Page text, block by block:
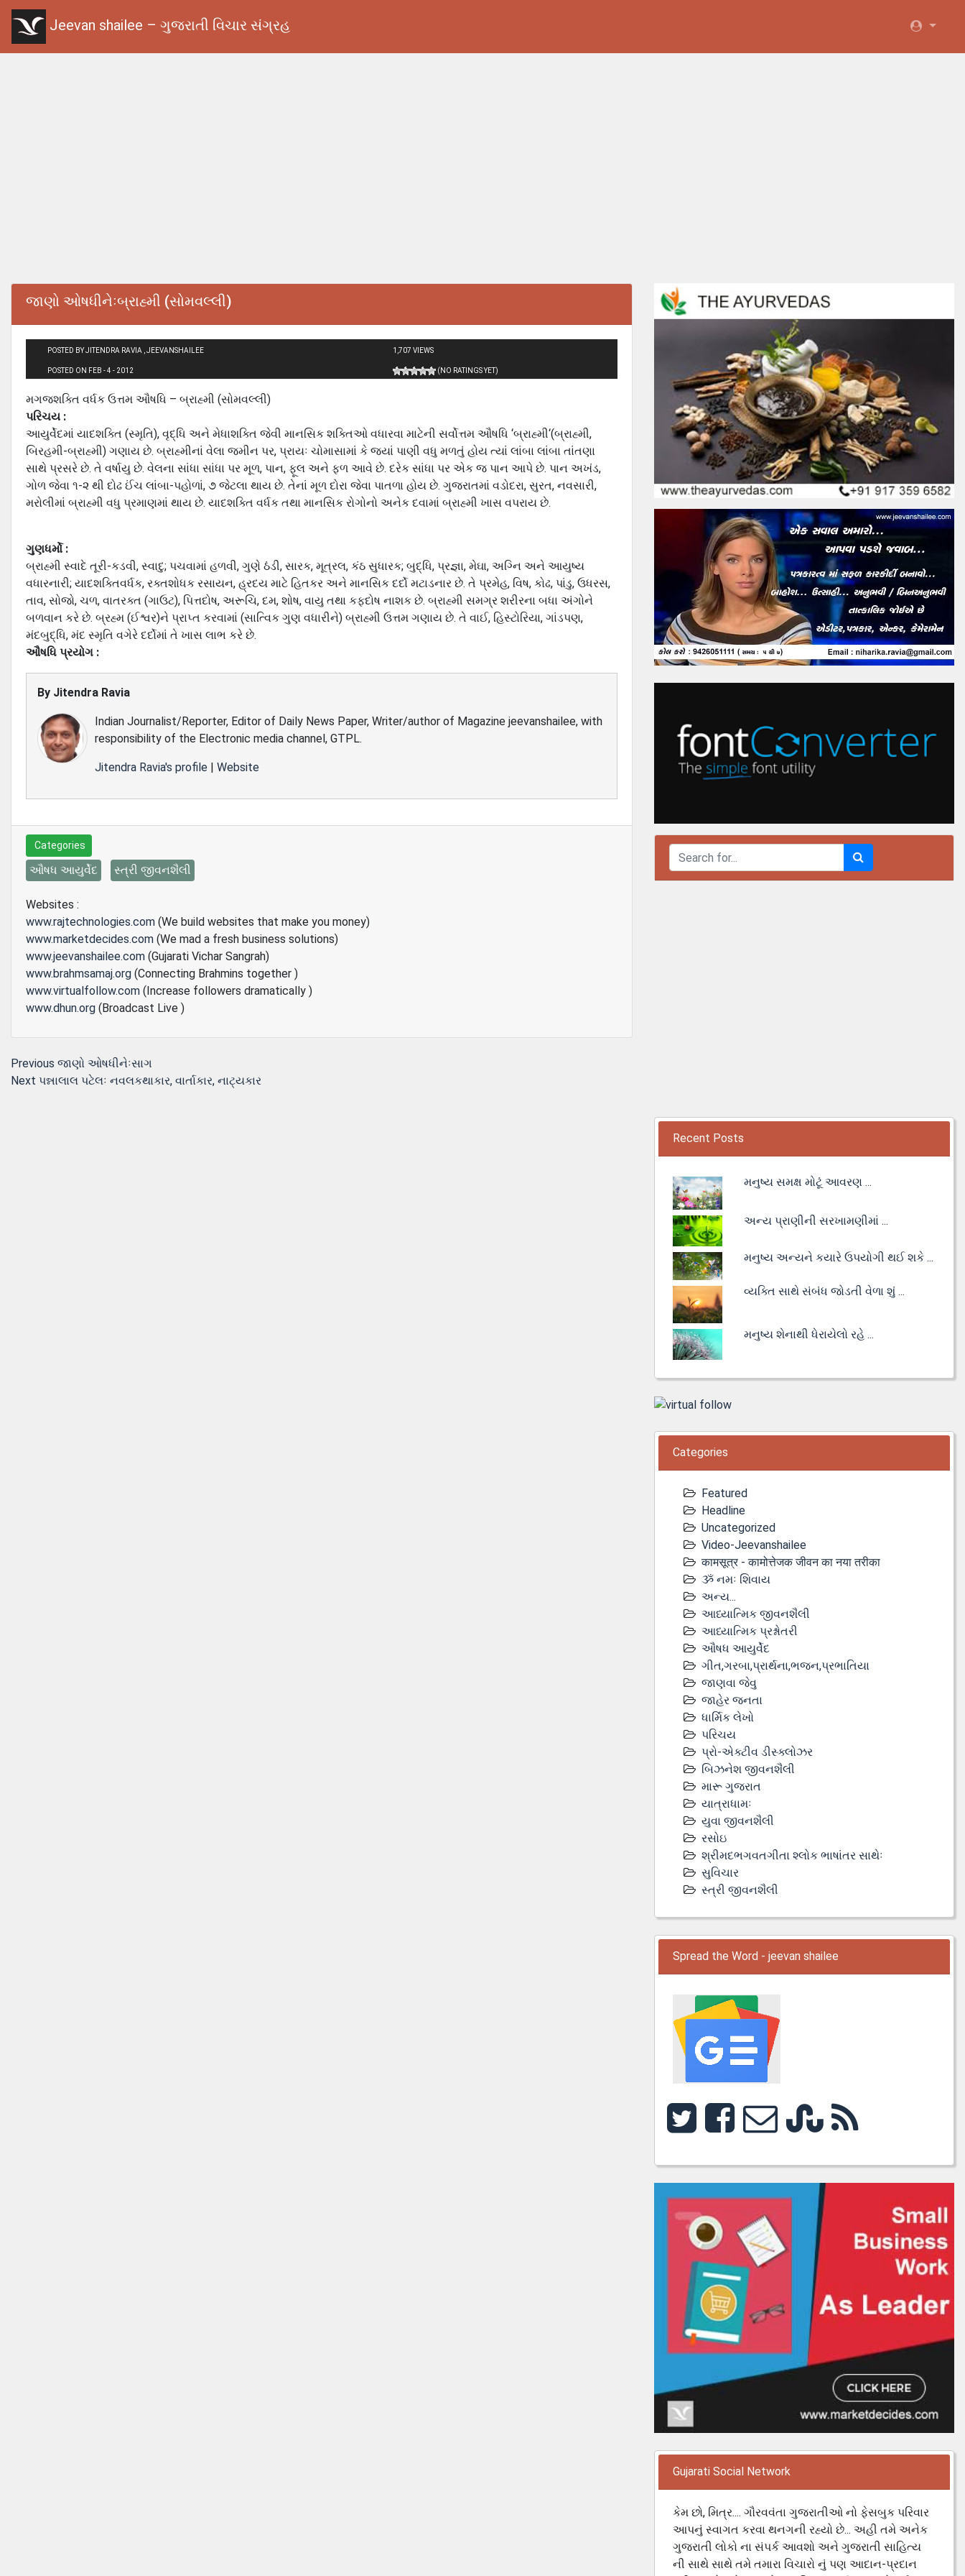
Jeevan shailee – ગુજરાતી વિચાર સંગ્રહ
જાણો ઓષધીનેઃબ્રાહ્મી (સોમવલ્લી)
POSTED BY JITENDRA RAVIA , JEEVANSHAILEE
POSTED ON FEB - 4 - 2012
1,707 VIEWS
(NO RATINGS YET)
મગજશક્તિ વર્ધક ઉત્તમ ઔષધિ – બ્રાહ્મી (સોમવલ્લી)
પરિચય :
આયુર્વેદમાં યાદશક્તિ (સ્મૃતિ), વૃદ્ધિ અને મેધાશક્તિ જેવી માનસિક શક્તિઓ વધારવા માટેની સર્વોત્તમ ઔષધિ ‘બ્રાહ્મી‘(બ્રાહ્મી,
બિરહમી-બ્રાહ્મી) ગણાય છે. બ્રાહ્મીનાં વેલા જમીન પર, પ્રાયઃ ચોમાસામાં કે જ્યાં પાણી વધુ મળતું હોય ત્યાં લાંબા લાંબા તાંતણા
સાથે પ્રસરે છે. તે વર્ષાયુ છે. વેલના સાંધા સાંધા પર મૂળ, પાન, ફૂલ અને ફળ આવે છે. દરેક સાંધા પર એક જ પાન આપે છે. પાન અખંડ,
ગોળ જેવા ૧-૨ થી દોઢ ઈંચ લાંબા-પહોળાં, ૭ જેટલા થાય છે. તેનાં મૂળ દોરા જેવા પાતળા હોય છે. ગુજરાતમાં વડોદરા, સુરત, નવસારી,
મરોલીમાં બ્રાહ્મી વધુ પ્રમાણમાં થાય છે. યાદશક્તિ વર્ધક તથા માનસિક રોગોનો અનેક દવામાં બ્રાહ્મી ખાસ વપરાય છે.
ગુણધર્મો :
બ્રાહ્મી સ્વાદે તૂરી-કડવી, સ્વાદુ; પચવામાં હળવી, ગુણે ઠંડી, સારક, મૂત્રલ, કંઠ સુધારક; બુદ્ધિ, પ્રજ્ઞા, મેઘા, અગ્નિ અને આયુષ્‍ય
વધારનારી; યાદશક્તિવર્ધક, રક્તશોધક રસાયન, હ્રદય માટે હિતકર અને માનસિક દર્દો મટાડનાર છે. તે પ્રમેહ, વિષ, કોઢ, પાંડુ, ઉધરસ,
તાવ, સોજો, ચળ, વાતરક્ત (ગાઉટ), પિત્તદોષ, અરૂચિ, દમ, શોષ, વાયુ તથા કફદોષ નાશક છે. બ્રાહ્મી સમગ્ર શરીરના બધા અંગોને
બળવાન કરે છે. બ્રહ્મ (ઈશ્વર)ને પ્રાપ્‍ત કરવામાં (સાત્વિક ગુણ વધારીને) બ્રાહ્મી ઉત્તમ ગણાય છે. તે વાઈ, હિસ્ટોરિયા, ગાંડપણ,
મંદબુદ્ધિ, મંદ સ્મૃતિ વગેરે દર્દોમાં તે ખાસ લાભ કરે છે.
ઔષધિ પ્રયોગ :
By Jitendra Ravia
Indian Journalist/Reporter, Editor of Daily News Paper, Writer/author of Magazine jeevanshailee, with
responsibility of the Electronic media channel, GTPL.
Jitendra Ravia's profile | Website
Categories
ઔષધ આયુર્વેદ સ્ત્રી જીવનશૈલી
Websites :
www.rajtechnologies.com (We build websites that make you money)
www.marketdecides.com (We mad a fresh business solutions)
www.jeevanshailee.com (Gujarati Vichar Sangrah)
www.brahmsamaj.org (Connecting Brahmins together )
www.virtualfollow.com (Increase followers dramatically )
www.dhun.org (Broadcast Live )
Post
Previous Previous
post:
જાણો ઓષધીનેઃસાગ
Next Next
પન્નાલાલ પટેલઃ નવલકથાકાર, વાર્તાકાર, નાટ્યકાર
Recent Posts
મનુષ્ય સમક્ષ મોટૂં આવરણ ...
અન્ય પ્રાણીની સરખામણીમાં ...
મનુષ્ય અન્યને કયારે ઉપયોગી થઈ શકે ...
વ્યક્તિ સાથે સંબંધ જોડતી વેળા શું ...
મનુષ્ય શેનાથી ધેરાયેલો રહે ...
Categories
Featured
Headline
Uncategorized
Video-Jeevanshailee
कामसूत्र - कामोत्तेजक जीवन का नया तरीका
ૐ નમઃ શિવાય
અન્ય...
આધ્યાત્મિક જીવનશૈલી
આધ્યાત્મિક પ્રશ્નોતરી
ઔષધ આયુર્વેદ
ગીત,ગરબા,પ્રાર્થના,ભજન,પ્રભાતિયા
જાણવા જેવુ
જાહેર જનતા
ધાર્મિક લેખો
પરિચય
પ્રો-એક્ટીવ ડીસ્‍ક્લોઝર
બિઝનેશ જીવનશૈલી
મારૂ ગુજરાત
યાત્રાધામઃ
યુવા જીવનશૈલી
રસોઇ
શ્રીમદભગવતગીતા શ્લોક ભાષાંતર સાથેઃ
સુવિચાર
સ્ત્રી જીવનશૈલી
Spread the Word - jeevan shailee
Gujarati Social Network
કેમ છો, મિત્ર.... ગૌરવવંતા ગુજરાતીઓ નો ફેસબુક પરિવાર
આપનું સ્વાગત કરવા થનગની રહ્યો છે... અહી તમે અનેક
ગુજરાતી લોકો ના સંપર્ક આવશો અને ગુજરાતી સાહિત્ય
ની સાથે સાથે તમે તમારા વિચારો નું પણ આદાન-પ્રદાન